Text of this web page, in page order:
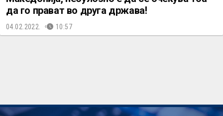
да го прават во друга држава!
04.02.2022. 10:57